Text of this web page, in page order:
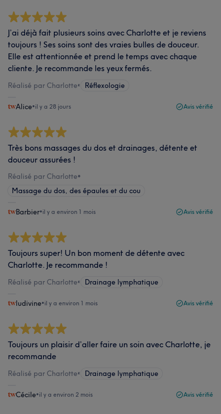
J’ai déjà fait plusieurs soins avec Charlotte et je reviens
toujours ! Ses soins sont des vraies bulles de douceur.
Elle est attentionnée et prend le temps avec chaque
cliente. Je recommande les yeux fermés.
Réalisé par Charlotte• Réflexologie
Alice•il y a 28 jours Avis vérifié
Très bons massages du dos et drainages, détente et
douceur assurées !
Réalisé par Charlotte•
Massage du dos, des épaules et du cou
Barbier•il y a environ 1 mois Avis vérifié
Toujours super! Un bon moment de détente avec
Charlotte. Je recommande !
Réalisé par Charlotte• Drainage lymphatique
ludivine•il y a environ 1 mois Avis vérifié
Toujours un plaisir d’aller faire un soin avec Charlotte, je
recommande
Réalisé par Charlotte• Drainage lymphatique
Cécile•il y a environ 2 mois Avis vérifié